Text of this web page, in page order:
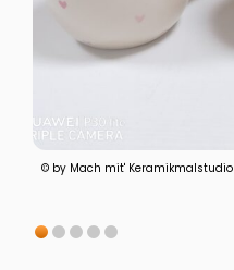
© by Mach mit' Keramikmalstudio